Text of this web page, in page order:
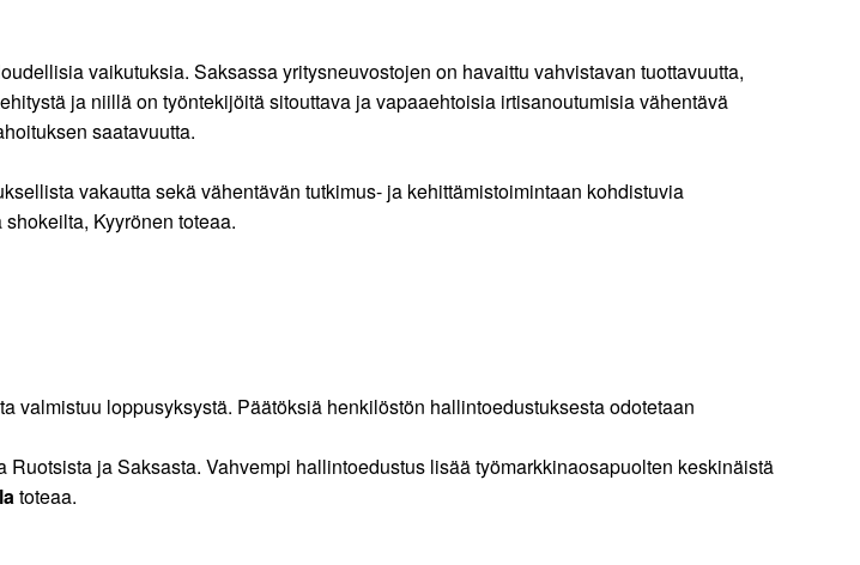
vaikutuksia. Saksassa yritysneuvostojen on havaittu vahvistavan tuottavuutta,
ja niillä on työntekijöitä sitouttava ja vapaaehtoisia irtisanoutumisia vähentävä
saatavuutta.
vakautta sekä vähentävän tutkimus- ja kehittämistoimintaan kohdistuvia
Kyyrönen toteaa.
loppusyksystä. Päätöksiä henkilöstön hallintoedustuksesta odotetaan
ja Saksasta. Vahvempi hallintoedustus lisää työmarkkinaosapuolten keskinäistä
toteaa.